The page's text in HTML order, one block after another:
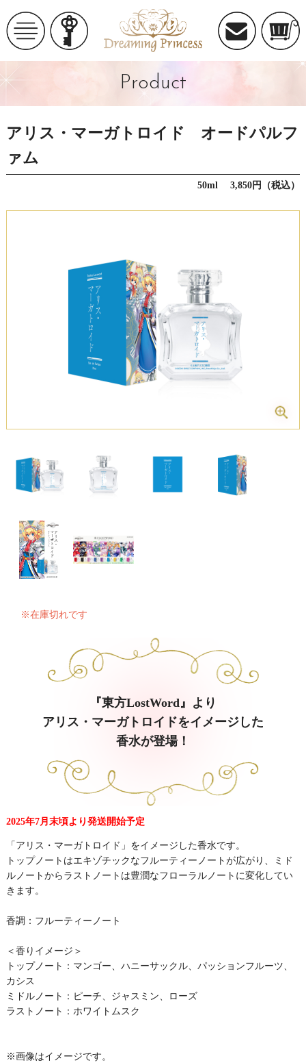
Product
アリス・マーガトロイド オードパルフ
ァム
50ml 3,850円（税込）
※在庫切れです
『東方LostWord』より
アリス・マーガトロイドをイメージした
香水が登場！
2025年7月末頃より発送開始予定
「アリス・マーガトロイド」をイメージした香水です。
トップノートはエキゾチックなフルーティーノートが広がり、ミド
ルノートからラストノートは豊潤なフローラルノートに変化してい
きます。
香調：フルーティーノート
＜香りイメージ＞
トップノート：マンゴー、ハニーサックル、パッションフルーツ、
カシス
ミドルノート：ピーチ、ジャスミン、ローズ
ラストノート：ホワイトムスク
※画像はイメージです。